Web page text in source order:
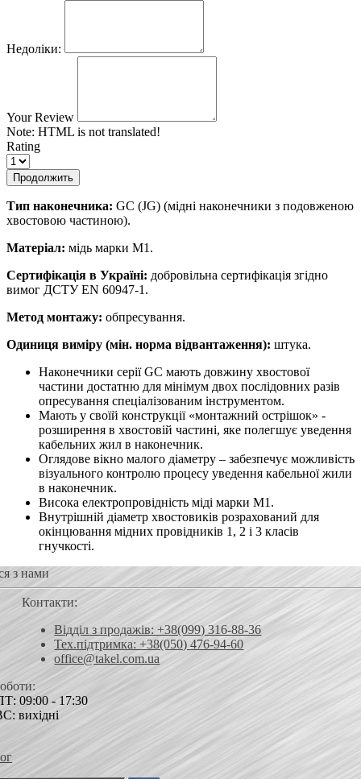
Недоліки:
Your Review
Note: HTML is not translated!
Rating
Продолжить
Тип наконечника: GC (JG) (мідні наконечники з подовженою
хвостовою частиною).
Матеріал: мідь марки М1.
Сертифікація в Україні: добровільна сертифікація згідно
вимог ДСТУ EN 60947-1.
Метод монтажу: обпресування.
Одиниця виміру (мін. норма відвантаження): штука.
Наконечники серії GC мають довжину хвостової
частини достатню для мінімум двох послідовних разів
опресування спеціалізованим інструментом.
Мають у своїй конструкції «монтажний острішок» -
розширення в хвостовій частині, яке полегшує уведення
кабельних жил в наконечник.
Оглядове вікно малого діаметру – забезпечує можливість
візуального контролю процесу уведення кабельної жили
в наконечник.
Висока електропровідність міді марки М1.
Внутрішній діаметр хвостовиків розрахований для
окінцювання мідних провідників 1, 2 і 3 класів
гнучкості.
з нами
Контакти:
Відділ з продажів: +38(099) 316-88-36
Тех.підтримка: +38(050) 476-94-60
office@takel.com.ua
09:00 - 17:30
вихідні